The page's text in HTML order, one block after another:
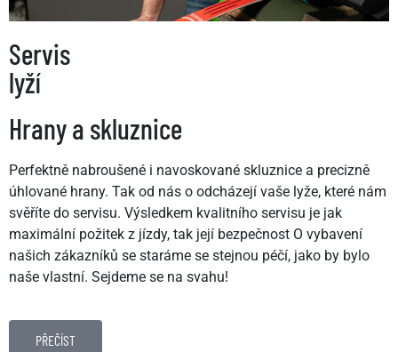
Servis
lyží
Hrany a skluznice
Perfektně nabroušené i navoskované skluznice a precizně
úhlované hrany. Tak od nás o odcházejí vaše lyže, které nám
svěříte do servisu. Výsledkem kvalitního servisu je jak
maximální požitek z jízdy, tak její bezpečnost O vybavení
našich zákazníků se staráme se stejnou péčí, jako by bylo
naše vlastní. Sejdeme se na svahu!
PŘEČÍST